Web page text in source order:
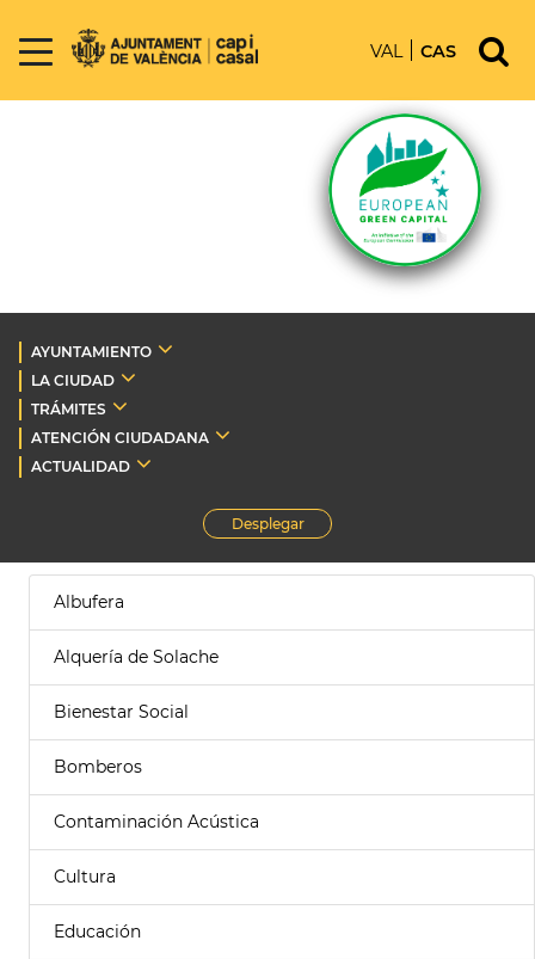
VAL CAS
AYUNTAMIENTO
LA CIUDAD
TRÁMITES
ATENCIÓN CIUDADANA
ACTUALIDAD
Desplegar
Albufera
Alquería de Solache
Bienestar Social
Bomberos
Contaminación Acústica
Cultura
Educación